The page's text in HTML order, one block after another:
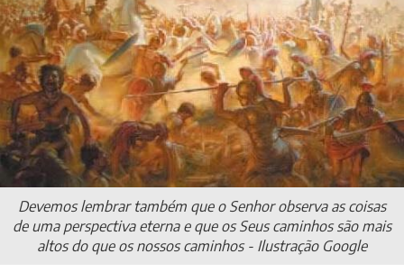
Devemos lembrar também que o Senhor observa as coisas
de uma perspectiva eterna e que os Seus caminhos são mais
altos do que os nossos caminhos - Ilustração Google